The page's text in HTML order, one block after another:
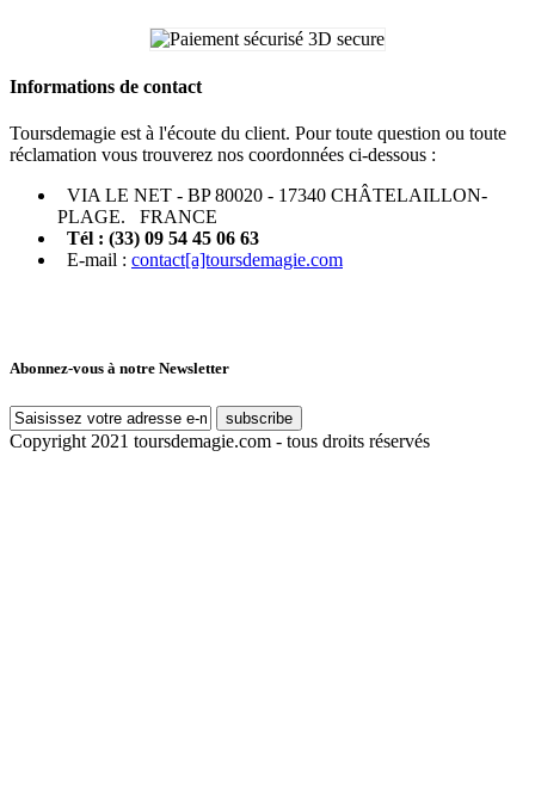
Informations de contact
Toursdemagie est à l'écoute du client. Pour toute question ou toute
réclamation vous trouverez nos coordonnées ci-dessous :
VIA LE NET - BP 80020 - 17340 CHÂTELAILLON-
PLAGE. FRANCE
Tél : (33) 09 54 45 06 63
E-mail : contact[a]toursdemagie.com
Abonnez-vous à notre Newsletter
subscribe
Copyright 2021 toursdemagie.com - tous droits réservés